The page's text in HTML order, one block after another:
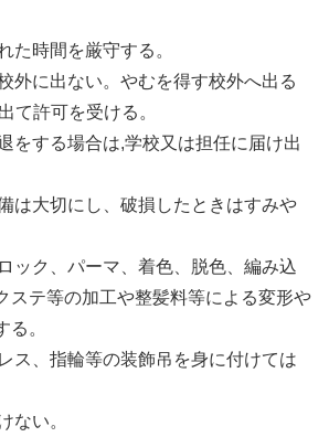
た時間を厳守する。
外に出ない。やむを得す校外へ出る
て許可を受ける。
をする場合は,学校又は担任に届け出
は大切にし、破損したときはすみや
ック、パーマ、着色、脱色、編み込
ステ等の加工や整髪料等による変形や
。
ス、指輪等の装飾吊を身に付けては
ない。